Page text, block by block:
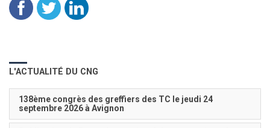
L'ACTUALITÉ DU CNG
138ème congrès des greffiers des TC le jeudi 24
septembre 2026 à Avignon